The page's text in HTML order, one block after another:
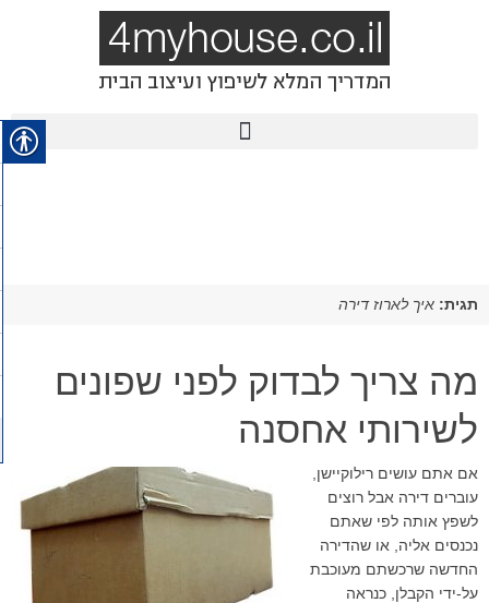
תגית: איך לארוז דירה
מה צריך לבדוק לפני שפונים
לשירותי אחסנה
אם אתם עושים רילוקיישן,
עוברים דירה אבל רוצים
לשפץ אותה לפי שאתם
נכנסים אליה, או שהדירה
החדשה שרכשתם מעוכבת
על-ידי הקבלן, כנראה